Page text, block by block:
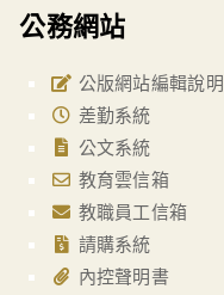
公務網站
公版網站編輯說明
差勤系統
公文系統
教育雲信箱
教職員工信箱
請購系統
內控聲明書